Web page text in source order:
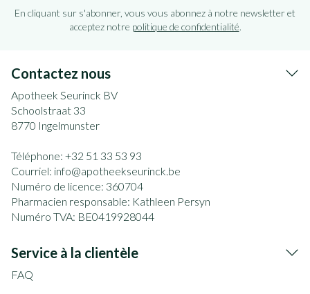
En cliquant sur s'abonner, vous vous abonnez à notre newsletter et
acceptez notre politique de confidentialité.
Contactez nous
Apotheek Seurinck BV
Schoolstraat 33
8770 Ingelmunster
Téléphone: +32 51 33 53 93
Courriel: info@apotheekseurinck.be
Numéro de licence: 360704
Pharmacien responsable: Kathleen Persyn
Numéro TVA: BE0419928044
Service à la clientèle
FAQ